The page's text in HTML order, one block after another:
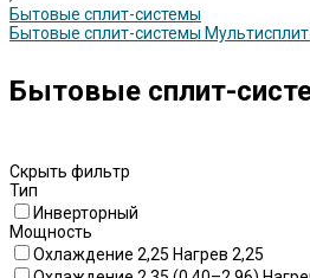
Бытовые сплит-системы
Бытовые сплит-системы
Бытовые сплит-
Скрыть фильтр
Тип
Инверторный
Мощность
Охлаждение 2,25 Нагрев 2,25